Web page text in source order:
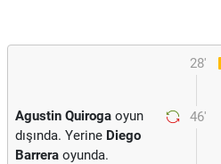
28'
46'
Agustin Quiroga oyun
dışında. Yerine Diego
Barrera oyunda.